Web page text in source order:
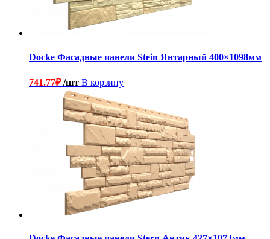
Docke Фасадные панели Stein Янтарный 400×1098мм
741.77₽/шт В корзину